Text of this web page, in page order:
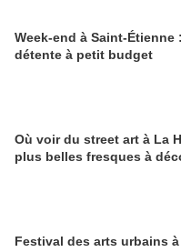
Week-end à Saint-Étienne
détente à petit budget
Où voir du street art à La
plus belles fresques à
Festival des arts urbains